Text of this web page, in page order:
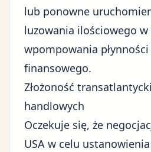
lub ponowne
luzowania ilościowego w
wpompowania
finansowego.
Złożoność
handlowych
Oczekuje się, że
USA w celu